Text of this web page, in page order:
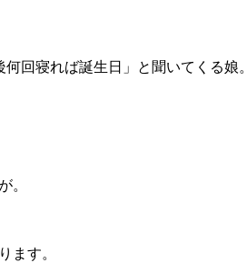
回寝れば誕生日」と聞いてくる娘。
。
ます。